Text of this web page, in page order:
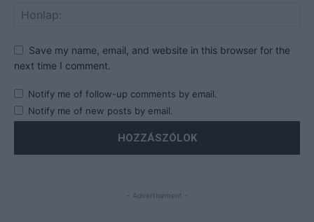
Save my name, email, and website in this browser for the
next time I comment.
Notify me of follow-up comments by email.
Notify me of new posts by email.
- Advertisement -